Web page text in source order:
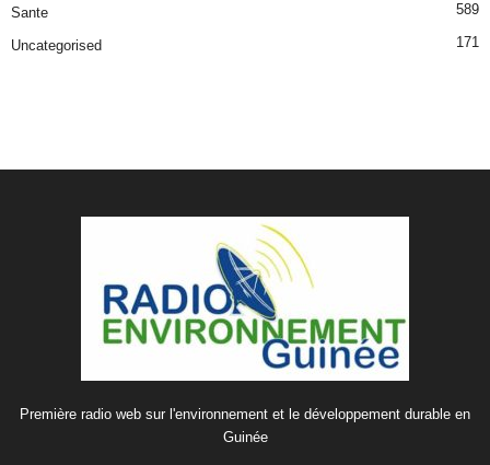
Sante 589
Uncategorised 171
Première radio web sur l'environnement et le développement durable en
Guinée